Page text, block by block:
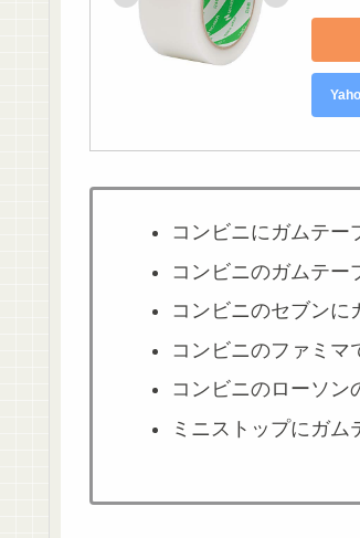
コンビニにガムテー
コンビニのガムテー
コンビニのセブンに
コンビニのファミマ
コンビニのローソン
ミニストップにガム